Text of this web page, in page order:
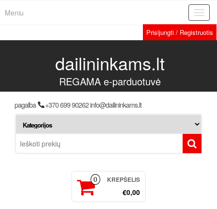
Meniu
Prisijungti / Registruotis
dailininkams.lt
REGAMA e-parduotuvė
pagalba +370 699 90262 info@dailininkams.lt
0 KREPŠELIS
€0,00